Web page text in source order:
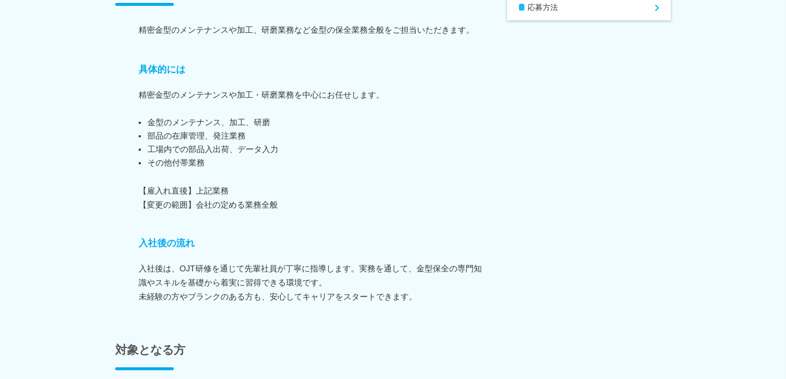
精密金型のメンテナンスや加工、研磨業務など金型の保全業務全般をご担当いただきます。
具体的には
精密金型のメンテナンスや加工・研磨業務を中心にお任せします。
金型のメンテナンス、加工、研磨
部品の在庫管理、発注業務
工場内での部品入出荷、データ入力
その他付帯業務
【雇入れ直後】上記業務
【変更の範囲】会社の定める業務全般
入社後の流れ
入社後は、OJT研修を通じて先輩社員が丁寧に指導します。実務を通して、金型保全の専門知
識やスキルを基礎から着実に習得できる環境です。
未経験の方やブランクのある方も、安心してキャリアをスタートできます。
対象となる方
応募方法